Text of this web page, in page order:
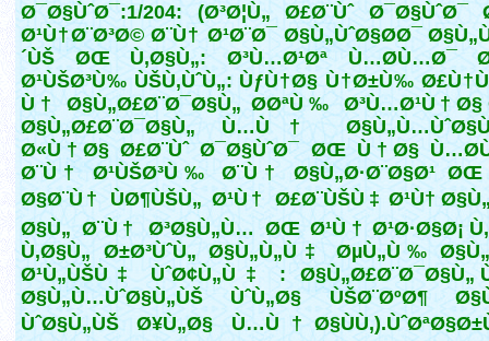
Ø¯Ø§ÙˆØ¯:1/204: (Ø³Ø¦Ù„ Ø£Ø¨Ùˆ Ø¯Ø§ÙˆØ¯
Ø¹Ù†Ø¨Ø³Ø© Ø¨Ù† Ø¹Ø¨Ø¯ Ø§Ù„ÙˆØ§Ø­Ø¯
´ÙŠ ØŒ Ù‚Ø§Ù„: Ø³Ù…Ø¹Øª Ù…Ø­Ù…Ø¯
Ø¹ÙŠØ³Ù‰ ÙŠÙ‚ÙˆÙ„: ÙƒÙ†Ø§ Ù†Ø±Ù‰
Ù† Ø§Ù„Ø£Ø¨Ø¯Ø§Ù„ Ø­ØªÙ‰ Ø³Ù…Ø¹Ù†Ø§
Ø§Ù„Ø£Ø¨Ø¯Ø§Ù„ Ù…Ù†
Ø«Ù†Ø§ Ø£Ø¨Ùˆ Ø¯Ø§ÙˆØ¯ ØŒ Ù†Ø§
Ø¨Ù† Ø¹ÙŠØ³Ù‰ Ø¨Ù† Ø§Ù„Ø·Ø¨Ø§Ø¹ ØŒ
Ø§Ø¨Ù† ÙØ¶ÙŠÙ„ Ø¹Ù† Ø£Ø¨ÙŠÙ‡ Ø¹Ù†
Ø§Ù„ Ø¨Ù† Ø³Ø§Ù„Ù… ØŒ Ø¹Ù† Ø¹Ø·Ø§Ø¡
Ù‚Ø§Ù„ Ø±Ø³ÙˆÙ„ Ø§Ù„Ù„Ù‡ ØµÙ„Ù‰
Ø¹Ù„ÙŠÙ‡ ÙˆØ¢Ù„Ù‡ : Ø§Ù„Ø£Ø¨Ø¯Ø§Ù„
Ø§Ù„Ù…ÙˆØ§Ù„ÙŠ ÙˆÙ„Ø§ ÙŠØ¨ØºØ¶
ÙˆØ§Ù„ÙŠ Ø¥Ù„Ø§